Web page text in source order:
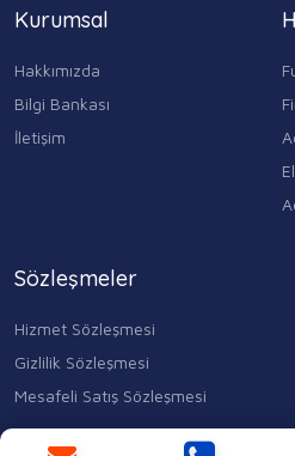
Kurumsal
Hakkımızda
Bilgi Bankası
İletişim
Sözleşmeler
Hizmet Sözleşmesi
Gizlilik Sözleşmesi
Mesafeli Satış Sözleşmesi
Kocasinan Merkez, Mahmutbey Cd.